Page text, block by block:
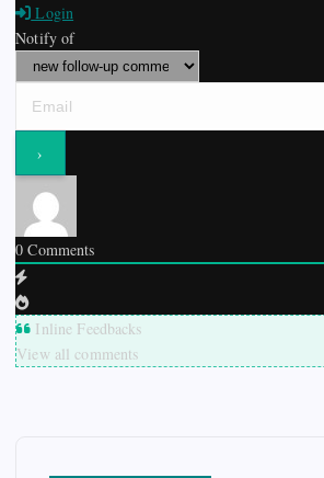
Login
Notify of
0 Comments
Inline Feedbacks
View all comments